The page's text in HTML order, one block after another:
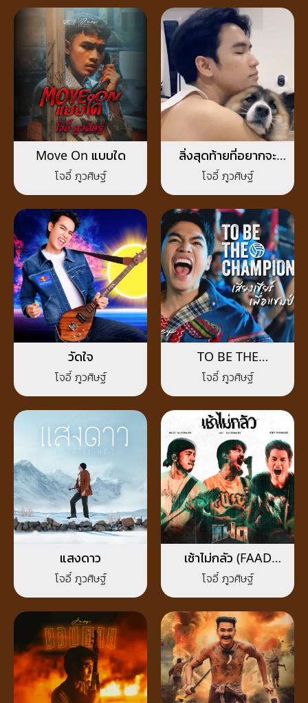
Move On แบบใด
โจอี้ ภูวศิษฐ์
สิ่งสุดท้ายที่อยากจะ
บอก
โจอี้ ภูวศิษฐ์
วัดใจ
โจอี้ ภูวศิษฐ์
TO BE THE
CHAMPION
โจอี้ ภูวศิษฐ์
แสงดาว
โจอี้ ภูวศิษฐ์
เช้าไม่กลัว (FAAD
FEST)
โจอี้ ภูวศิษฐ์